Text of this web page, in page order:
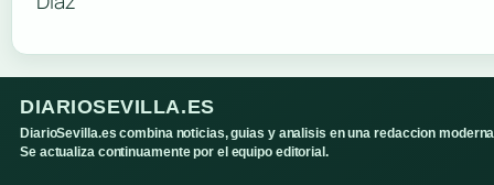
DIARIOSEVILLA.ES
DiarioSevilla.es combina noticias, guias y analisis en una redaccion
Se actualiza continuamente por el equipo editorial.